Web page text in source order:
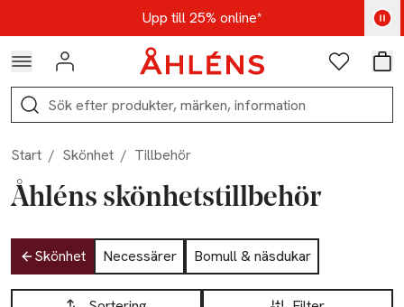
Hoppa till navigationsmenynUpp till 25% online*
Kod: AUG25 - Shoppa nu
Logga in Favoriter
Sök
Start / Skönhet / Tillbehör
Åhléns skönhetstillbehör
Hoppa till produktsidan
Skönhet Necessärer
Bomull & näsdukar
Hoppa till produktsidan
Lista över produkter